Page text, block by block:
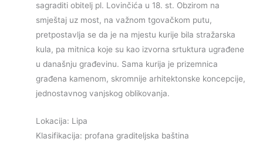
sagraditi obitelj pl. Lovinčića u 18. st. Obzirom na
smještaj uz most, na važnom tgovačkom putu,
pretpostavlja se da je na mjestu kurije bila stražarska
kula, pa mitnica koje su kao izvorna srtuktura ugrađene
u današnju građevinu. Sama kurija je prizemnica
građena kamenom, skromnije arhitektonske koncepcije,
jednostavnog vanjskog oblikovanja.
Lokacija: Lipa
Klasifikacija: profana graditeljska baština